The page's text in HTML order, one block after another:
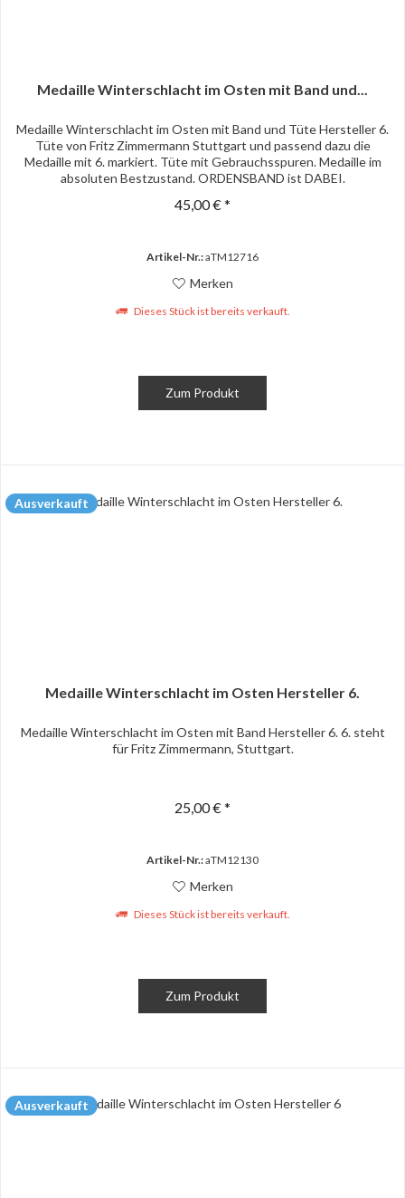
Medaille Winterschlacht im Osten mit Band und...
Medaille Winterschlacht im Osten mit Band und Tüte Hersteller 6.
Tüte von Fritz Zimmermann Stuttgart und passend dazu die
Medaille mit 6. markiert. Tüte mit Gebrauchsspuren. Medaille im
absoluten Bestzustand. ORDENSBAND ist DABEI.
45,00 € *
Artikel-Nr.:aTM12716
Merken
Dieses Stück ist bereits verkauft.
Zum Produkt
Ausverkauft
Medaille Winterschlacht im Osten Hersteller 6.
Medaille Winterschlacht im Osten mit Band Hersteller 6. 6. steht
für Fritz Zimmermann, Stuttgart.
25,00 € *
Artikel-Nr.:aTM12130
Merken
Dieses Stück ist bereits verkauft.
Zum Produkt
Ausverkauft